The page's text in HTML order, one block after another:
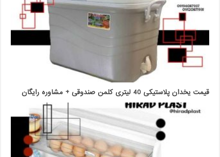
قیمت یخدان پلاستیکی 40 لیتری کلمن صندوقی + مشاوره رایگان